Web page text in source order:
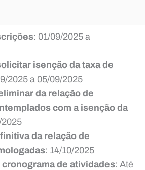
: 01/09/2025 a
isenção da taxa de
2025 a 05/09/2025
da relação de
com a isenção da
da relação de
: 14/10/2025
de atividades: Até